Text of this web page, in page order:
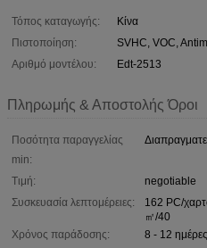
Τόπος καταγωγής:
Κίνα
Πιστοποίηση:
SVHC, VOC,
Αριθμό μοντέλου:
Edt-2513
Πληρωμής & Αποστολής Όροι
Ποσότητα παραγγελίας
min:
Τιμή:
negotiable
Συσκευασία λεπτομέρειες:
162 PC/
㎡/40
Χρόνος παράδοσης:
8 - 12